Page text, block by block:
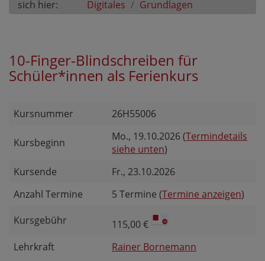
sich hier:
Digitales
Grundlagen
10-Finger-Blindschreiben für
Schüler*innen als Ferienkurs
Kursnummer 26H55006
Kursbeginn Mo., 19.10.2026 (Termindetails
siehe unten)
Kursende
Fr., 23.10.2026
Anzahl Termine
5 Termine (Termine anzeigen)
Kursgebühr
115,00 €
Lehrkraft
Rainer Bornemann